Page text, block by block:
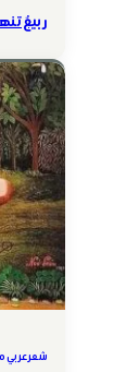
ربيعٌ
شعر عربي